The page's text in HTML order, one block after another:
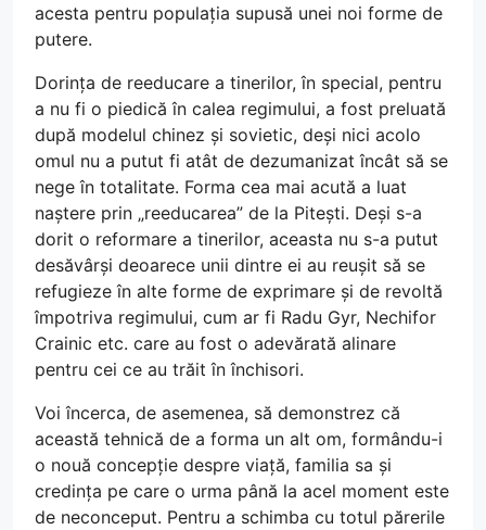
acesta pentru populația supusă unei noi forme de
putere.
Dorința de reeducare a tinerilor, în special, pentru
a nu fi o piedică în calea regimului, a fost preluată
după modelul chinez și sovietic, deși nici acolo
omul nu a putut fi atât de dezumanizat încât să se
nege în totalitate. Forma cea mai acută a luat
naștere prin „reeducarea” de la Pitești. Deși s-a
dorit o reformare a tinerilor, aceasta nu s-a putut
desăvârși deoarece unii dintre ei au reușit să se
refugieze în alte forme de exprimare și de revoltă
împotriva regimului, cum ar fi Radu Gyr, Nechifor
Crainic etc. care au fost o adevărată alinare
pentru cei ce au trăit în închisori.
Voi încerca, de asemenea, să demonstrez că
această tehnică de a forma un alt om, formându-i
o nouă concepție despre viață, familia sa și
credința pe care o urma până la acel moment este
de neconceput. Pentru a schimba cu totul părerile